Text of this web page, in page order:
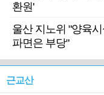
환원'
울산 지노위 "양육
파면은 부당"
근교산